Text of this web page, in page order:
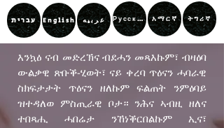
עברית English عربيه Русский አማርኛ ትግሪኛ
እንኳዕ ናብ መድረኽና ብደሓን መጻእኩም፣ ብዛዕባ
ውልቃዊ ጽቡቕ-ሂወት፣ ናይ ቀረባ ጥዕናን ሓባራዊ
ስክፍታታት ጥዕናን ዘለኩም ፍልጠት ንምዕባይ
ዝተዳለወ ምስጢራዊ ቦታ። ንሕና ኣብዚ ዘለና
ተበጻሒ ሓበሬታ ንኸነቕርበልኩም ኢና፣